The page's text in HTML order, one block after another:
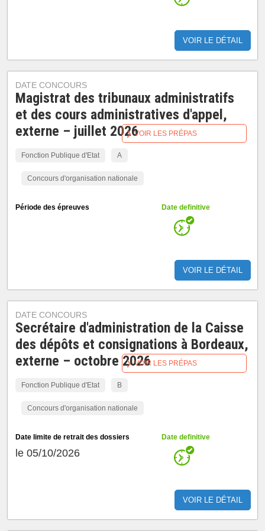
VOIR LE DÉTAIL
DATE CONCOURS
Magistrat des tribunaux administratifs
et des cours administratives d'appel,
externe – juillet 2026
Fonction Publique d'Etat A
Concours d'organisation nationale
Période des épreuves Date definitive
VOIR LE DÉTAIL
VOIR LES PRÉPAS
DATE CONCOURS
Secrétaire d'administration de la Caisse
des dépôts et consignations à Bordeaux,
externe – octobre 2026
Fonction Publique d'Etat B
Concours d'organisation nationale
Date limite de retrait des dossiers
le 05/10/2026
Date definitive
VOIR LE DÉTAIL
VOIR LES PRÉPAS